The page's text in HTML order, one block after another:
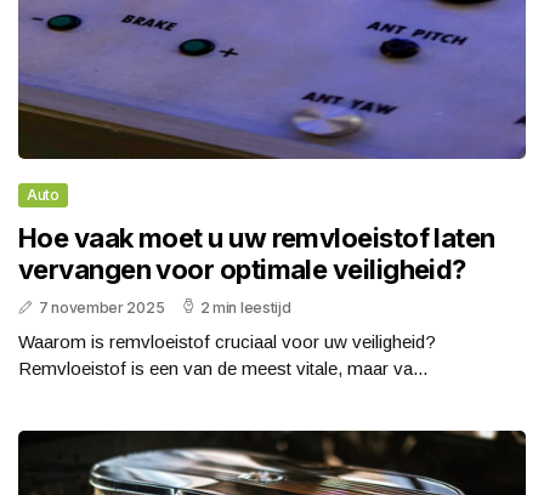
Auto
Hoe vaak moet u uw remvloeistof laten
vervangen voor optimale veiligheid?
7 november 2025 2 min leestijd
Waarom is remvloeistof cruciaal voor uw veiligheid?
Remvloeistof is een van de meest vitale, maar va...